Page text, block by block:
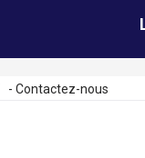
- Contactez-nous